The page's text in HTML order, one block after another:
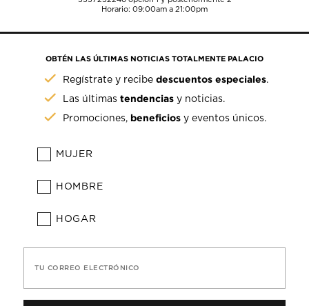
Horario: 09:00am a 21:00pm
OBTÉN LAS ÚLTIMAS NOTICIAS TOTALMENTE PALACIO
Regístrate y recibedescuentos especiales.
Las últimastendencias y noticias.
Promociones, beneficios y eventos únicos.
MUJER
HOMBRE
HOGAR
TU CORREO ELECTRÓNICO